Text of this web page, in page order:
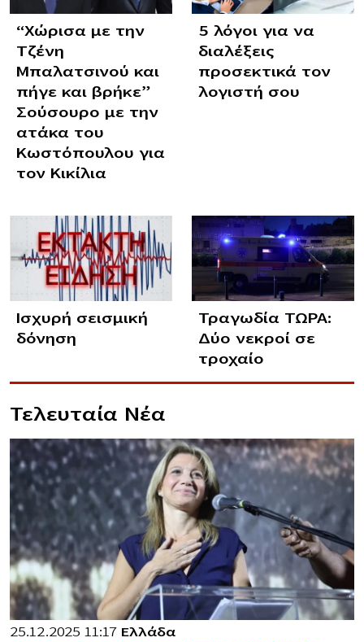
“Χώρισα με την
Τζένη
Μπαλατσινού και
πήγε και βρήκε”
Σούσουρο με την
ατάκα του
Κωστόπουλου για
τον Κικίλια
5 λόγοι για να
διαλέξεις
προσεκτικά τον
λογιστή σου
Ισχυρή σεισμική
δόνηση
Τραγωδία ΤΩΡΑ:
Δύο νεκροί σε
τροχαίο
Τελευταία Νέα
25.12.2025 11:17 Ελλάδα